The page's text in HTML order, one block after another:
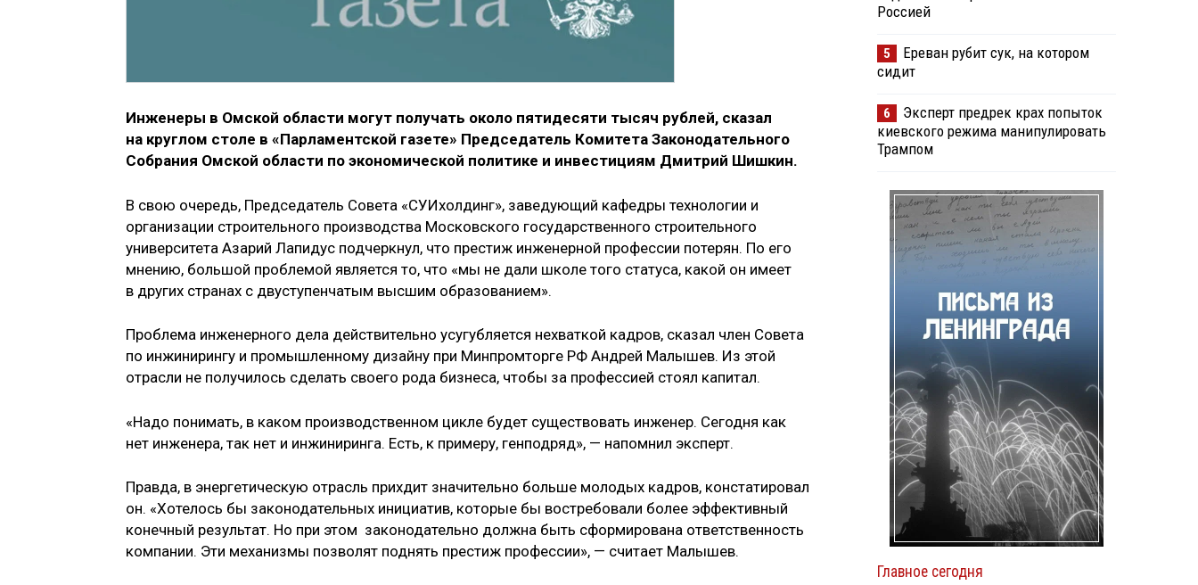
Инженеры в Омской области могут получать около пятидесяти тысяч рублей, сказал
на круглом столе в «Парламентской газете» Председатель Комитета Законодательного
Собрания Омской области по экономической политике и инвестициям Дмитрий Шишкин.
В свою очередь, Председатель Совета «СУИхолдинг», заведующий кафедры технологии и
организации строительного производства Московского государственного строительного
университета Азарий Лапидус подчеркнул, что престиж инженерной профессии потерян. По его
мнению, большой проблемой является то, что «мы не дали школе того статуса, какой он имеет
в других странах с двуступенчатым высшим образованием».
Проблема инженерного дела действительно усугубляется нехваткой кадров, сказал член Совета
по инжинирингу и промышленному дизайну при Минпромторге РФ Андрей Малышев. Из этой
отрасли не получилось сделать своего рода бизнеса, чтобы за профессией стоял капитал.
«Надо понимать, в каком производственном цикле будет существовать инженер. Сегодня как
нет инженера, так нет и инжиниринга. Есть, к примеру, генподряд», — напомнил эксперт.
Правда, в энергетическую отрасль прихдит значительно больше молодых кадров, констатировал
он. «Хотелось бы законодательных инициатив, которые бы востребовали более эффективный
конечный результат. Но при этом законодательно должна быть сформирована ответственность
компании. Эти механизмы позволят поднять престиж профессии», — считает Малышев.
Россией
5
Ереван рубит сук, на котором
сидит
6
Эксперт предрек крах попыток
киевского режима манипулировать
Трампом
Главное сегодня